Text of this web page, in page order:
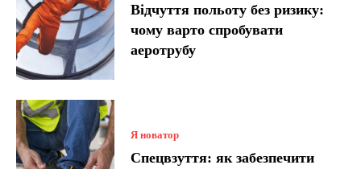
Відчуття польоту без ризику:
чому варто спробувати
аеротрубу
Я новатор
Спецвзуття: як забезпечити